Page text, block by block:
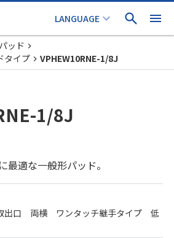
ッド
タイプ
VPHEW10RNE-1/8J
1/8J
最適な一般形パッド。
口 両横 ワンタッチ継手タイプ 低